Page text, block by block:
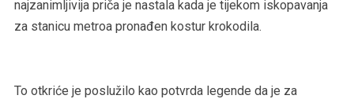
najzanimljivija priča je nastala kada je tijekom iskopavanja
za stanicu metroa pronađen kostur krokodila.
To otkriće je poslužilo kao potvrda legende da je za